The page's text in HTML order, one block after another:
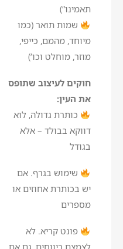
תאמינו”)
שמות תואר (כמו
מיוחד, מהמם, כייפי,
מוזר, מוחלט וכו’)
חוקים לעיצוב שתופס
את העין:
כותרת גדולה, לוא
דווקא בבולד – אלא
בגודל
שימוש בגרף. אם
יש בכותרת אחוזים או
מספרים
פונט קריא. לא
לצמצם ריווחים, גם אם